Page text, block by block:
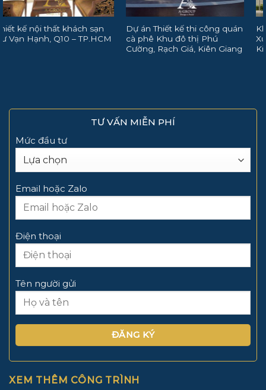
Dự án Thiết kế thi công quán
cà phê Khu đô thị Phú
Khách sạn hiện đại Long
Xuyên, An Giang, CĐT: Hồng
Kim Ngân
TƯ VẤN MIỄN PHÍ
Mức đầu tư
Email hoặc Zalo
Điện thoại
Tên người gửi
XEM THÊM CÔNG TRÌNH